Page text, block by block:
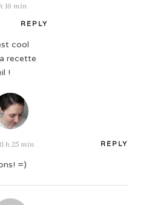
16 min
REPLY
cool
recette
!
h 25 min REPLY
=)